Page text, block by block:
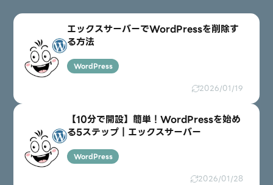
エックスサーバーでWordPressを削除す
る方法
WordPress
2026/01/19
【10分で開設】簡単！WordPressを始め
る5ステップ｜エックスサーバー
WordPress
2026/01/28